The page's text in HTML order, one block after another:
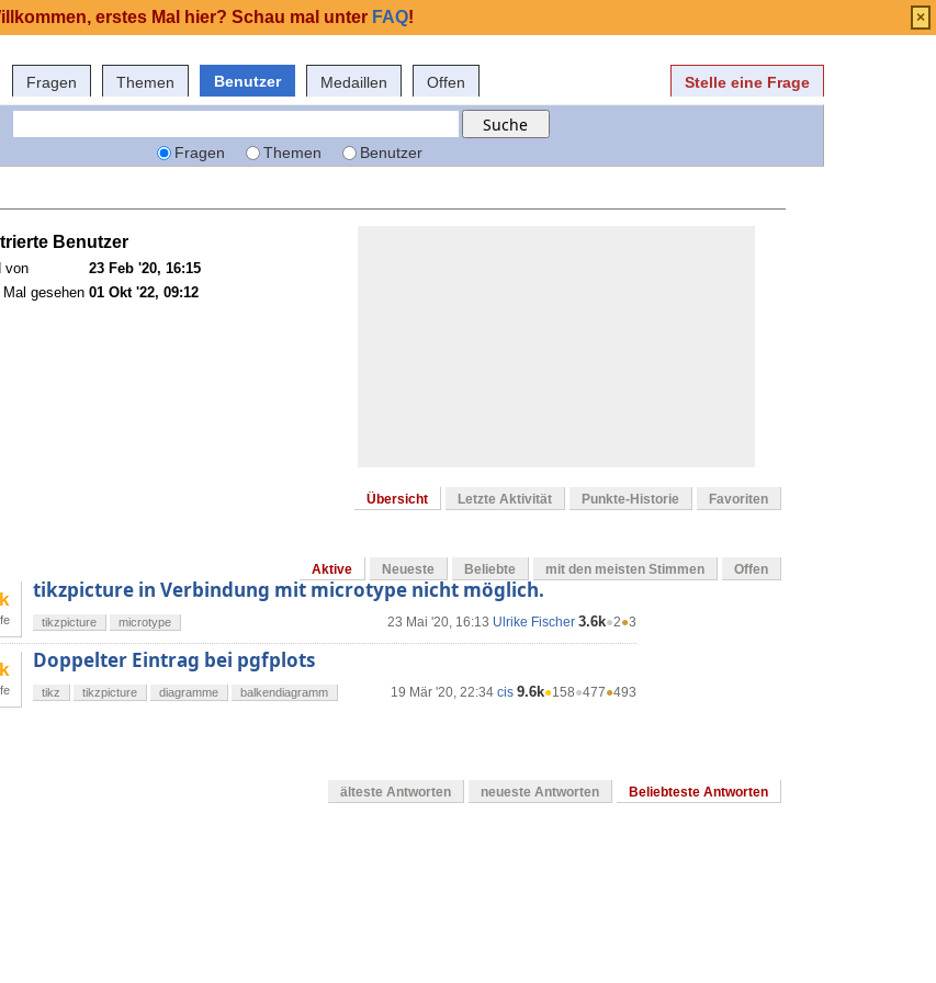
Fragen Themen Benutzer Medaillen Offen Stelle eine Frage
Fragen Themen Benutzer
Benutzer
von
23 Feb '20, 16:15
Mal gesehen 01 Okt '22, 09:12
Übersicht Letzte Aktivität Punkte-Historie Favoriten
Aktive Neueste Beliebte mit den meisten Stimmen Offen
tikzpicture in Verbindung mit microtype nicht möglich.
23 Mai '20, 16:13 Ulrike Fischer 3.6k●2●3
tikzpicture microtype
Doppelter Eintrag bei pgfplots
19 Mär '20, 22:34 cis 9.6k●158●477●493
tikz tikzpicture diagramme balkendiagramm
älteste Antworten neueste Antworten Beliebteste Antworten
erstes Mal hier? Schau mal unter FAQ! ×